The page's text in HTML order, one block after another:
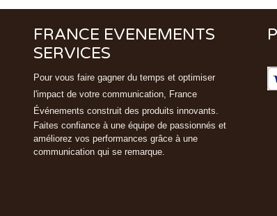
FRANCE EVENEMENTS
SERVICES
Pour vous faire gagner du temps et optimiser
l'impact de votre communication, France
Événements construit des produits innovants.
Faites confiance à une équipe de passionnés et
améliorez vos performances grâce à une
communication qui se remarque.